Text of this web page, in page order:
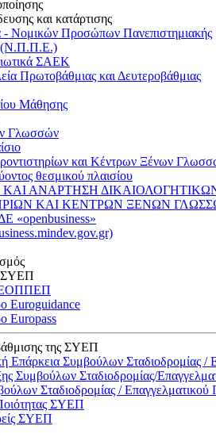
και κατάρτισης
- Νομικών Προσώπων Πανεπιστημιακής
(Ν.Π.Π.Ε.)
ΣΑΕΚ
Πρωτοβάθμιας και Δευτεροβάθμιας
Μάθησης
Γλωσσών
και Κέντρων Ξένων
θεσμικού πλαισίου
ΑΝΑΡΤΗΣΗ
ΚΑΙ ΚΕΝΤΡΩΝ ΞΕΝΩΝ
«openbusiness»
ΕΟΠΠΕΠ
Euroguidance
Europass
της ΣΥΕΠ
Επάρκεια Συμβούλων Σταδιοδρομίας /
Συμβούλων Σταδιοδρομίας/
Σταδιοδρομίας / Επαγγελματικού
ΣΥΕΠ
ΣΥΕΠ